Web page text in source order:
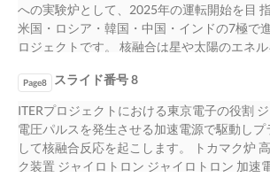
への実験炉として、2025年の運転開始を目
米国・ロシア・韓国・中国・インドの7極で
ロジェクトです。 核融合は星や太陽のエネ
炉と同じレベルの温度、密度などのプラズマ
す。 すなわち、三重水素、（トリチウム）
料を用いて、大 出力長時間の燃焼を行うこ
伝導コイルなどいろいろな新しい工 学技術
に、 もちろん、核融合の安全性を実証するも
ないと考えています。 ITER機構HPより 東京
Page8 スライド番号 8
ITERプロジェクトにおける東京電子の役割
電圧パルスを発生させる加速電源で駆動しプ
して核融合反応を起こします。 トカマク炉
ク装置 ジャイロトロン ジャイロトロン 加速